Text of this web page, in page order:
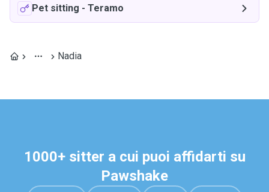
Pet sitting - Teramo
Nadia
1000+ sitter a cui puoi affidarti su
Pawshake